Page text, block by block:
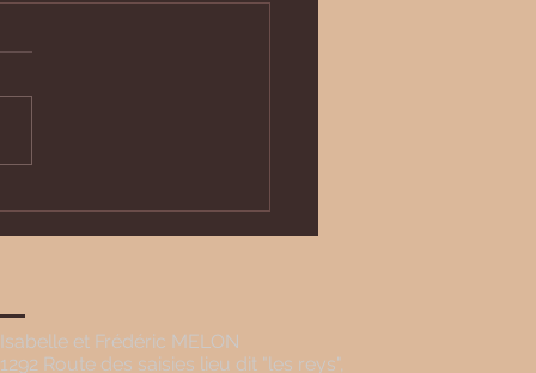
Isabelle et Frédéric MELON
1292 Route des saisies lieu dit "les reys",